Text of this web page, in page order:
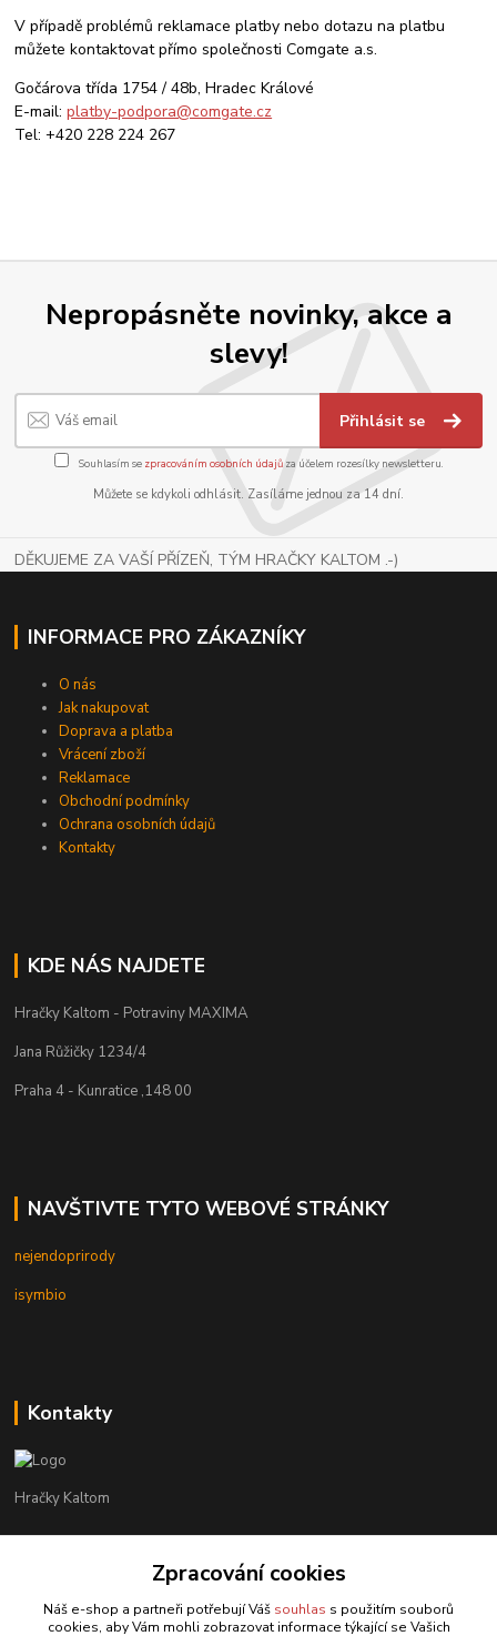
V případě problémů reklamace platby nebo dotazu na platbu
můžete kontaktovat přímo společnosti Comgate a.s.
Gočárova třída 1754 / 48b, Hradec Králové
E-mail:platby-podpora@comgate.cz
Tel: +420 228 224 267
Nepropásněte novinky, akce a
slevy!
Přihlásit se
Souhlasím se zpracováním osobních údajůza účelem rozesílky newsletteru.
Můžete se kdykoli odhlásit. Zasíláme jednou za 14 dní.
DĚKUJEME ZA VAŠÍ PŘÍZEŇ, TÝM HRAČKY KALTOM .-)
INFORMACE PRO ZÁKAZNÍKY
O nás
Jak nakupovat
Doprava a platba
Vrácení zboží
Reklamace
Obchodní podmínky
Ochrana osobních údajů
Kontakty
KDE NÁS NAJDETE
Hračky Kaltom - Potraviny MAXIMA
Jana Růžičky 1234/4
Praha 4 - Kunratice ,148 00
NAVŠTIVTE TYTO WEBOVÉ STRÁNKY
nejendoprirody
isymbio
Kontakty
Hračky Kaltom
+420 777 538 008
Zpracování cookies
Náš e-shop a partneři potřebují Váš souhlas s použitím souborů
cookies, aby Vám mohli zobrazovat informace týkající se Vašich